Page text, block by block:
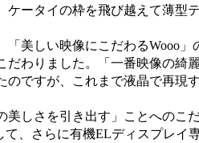
ケータイの枠を飛び越えて薄型
美しい映像にこだわるWooo
だわりました。「一番映像の綺
のですが、これまで液晶で再現
しさを引き出す」ことへのこ
て、さらに有機ELディスプレイ